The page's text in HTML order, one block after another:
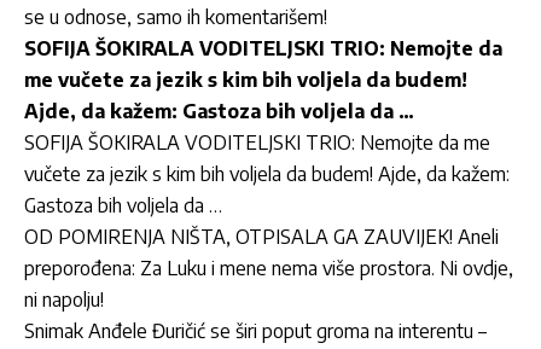
se u odnose, samo ih komentarišem!
SOFIJA ŠOKIRALA VODITELJSKI TRIO: Nemojte da
me vučete za jezik s kim bih voljela da budem!
Ajde, da kažem: Gastoza bih voljela da …
SOFIJA ŠOKIRALA VODITELJSKI TRIO: Nemojte da me
vučete za jezik s kim bih voljela da budem! Ajde, da kažem:
Gastoza bih voljela da …
OD POMIRENJA NIŠTA, OTPISALA GA ZAUVIJEK! Aneli
preporođena: Za Luku i mene nema više prostora. Ni ovdje,
ni napolju!
Snimak Anđele Đuričić se širi poput groma na interentu –